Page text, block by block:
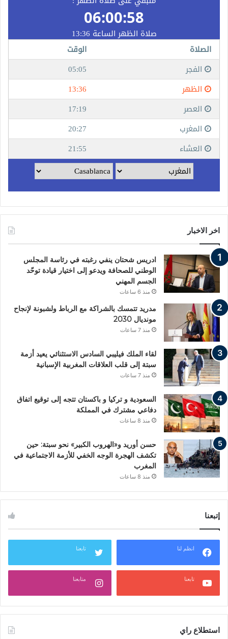
اخر الاخبار
ادريس شحتان ينفي رغبته في رئاسة المجلس
الوطني للصحافة ويدعو إلى اختيار قيادة توحّد
الجسم المهني
منذ 6 ساعات
مدريد تتمسك بالشراكة مع الرباط ولشبونة لإنجاح
مونديال 2030
منذ 7 ساعات
لقاء الملك فيليبي السادس الاستثنائي يعيد أزمة
سبتة إلى قلب العلاقات المغربية الإسبانية
منذ 7 ساعات
السعودية و تركيا و باكستان تتجه إلى توقيع اتفاق
دفاعي مشترك في المملكة
منذ 8 ساعات
حسن أوريد و«الهروب الكبير» نحو سبتة: حين
تكشف الهجرة الوجه الخفي للأزمة الاجتماعية في
المغرب
منذ 8 ساعات
إتبعنا
انظم لنا تابعنا
تابعنا متابعنا
استطلاع راي